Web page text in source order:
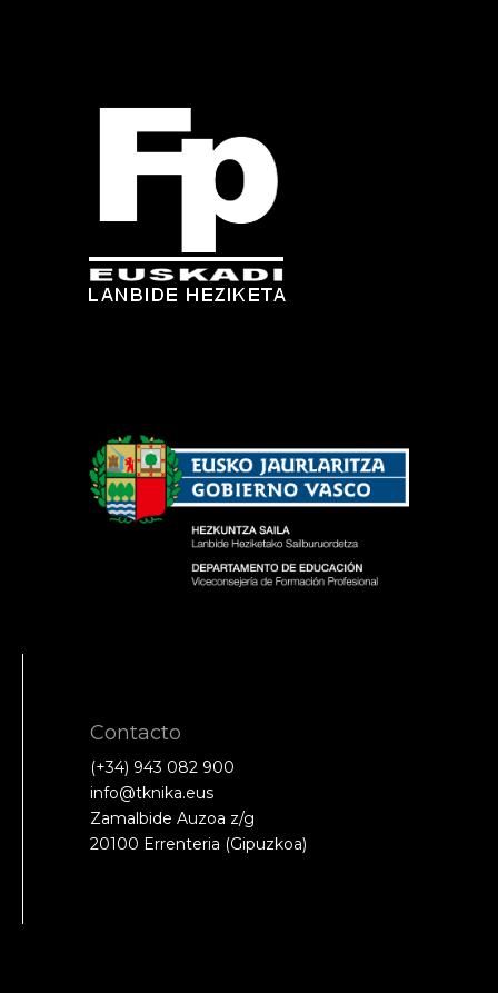
Contacto
(+34) 943 082 900
info@tknika.eus
Zamalbide Auzoa z/g
20100 Errenteria (Gipuzkoa)